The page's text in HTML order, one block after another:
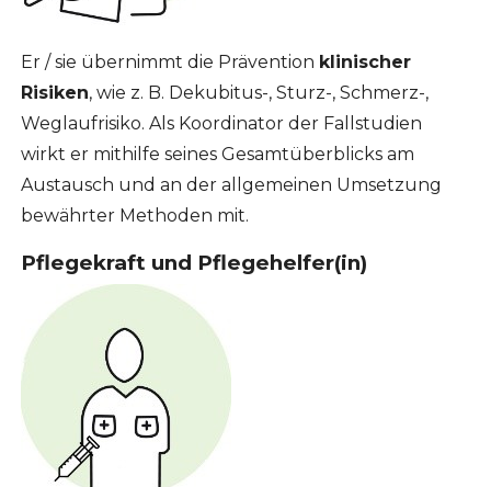
Er / sie übernimmt die Prävention klinischer
Risiken, wie z. B. Dekubitus-, Sturz-, Schmerz-,
Weglaufrisiko. Als Koordinator der Fallstudien
wirkt er mithilfe seines Gesamtüberblicks am
Austausch und an der allgemeinen Umsetzung
bewährter Methoden mit.
Pflegekraft und Pflegehelfer(in)